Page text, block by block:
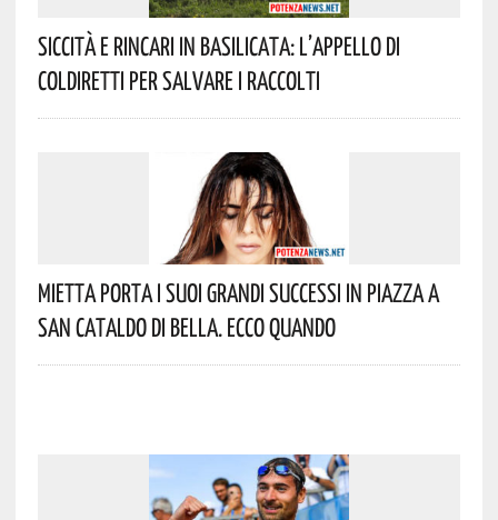
Siccità E Rincari In Basilicata: L’appello Di
Coldiretti Per Salvare I Raccolti
Mietta Porta I Suoi Grandi Successi In Piazza A
San Cataldo Di Bella. Ecco Quando